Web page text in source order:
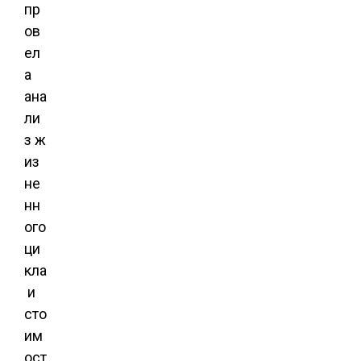
пр
ов
ел
а
ана
ли
з ж
из
не
нн
ого
ци
кла
и
сто
им
ост